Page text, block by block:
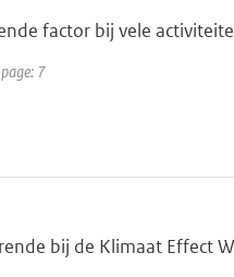
factor bij vele
7
bij de Klimaat Effect